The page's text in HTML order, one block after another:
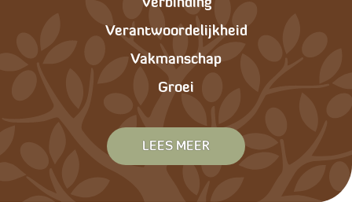
Verbinding
Verantwoordelijkheid
Vakmanschap
Groei
LEES MEER